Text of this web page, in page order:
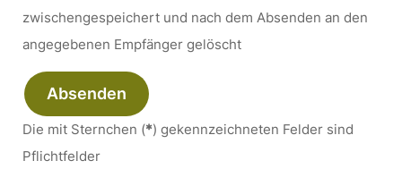
zwischengespeichert und nach dem Absenden an den
angegebenen Empfänger gelöscht
Absenden
Die mit Sternchen (*) gekennzeichneten Felder sind
Pflichtfelder